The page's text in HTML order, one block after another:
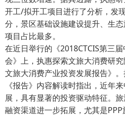
开工/拟开工项目进行了分析，发
分，景区基础设施建设提升、生
项目占比最多。
在近日举行的《2018CTCIS第三
会》上，执惠探索文旅大消费研
文旅大消费产业投资发展报告》
《报告》内容解读时指出，近年
展，具有显著的投资驱动特征。
融资渠道进一步拓展，尤其是